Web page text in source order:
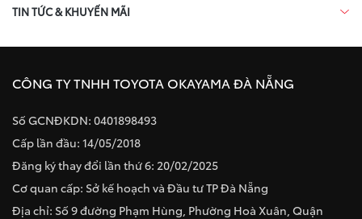
TIN TỨC & KHUYẾN MÃI
CÔNG TY TNHH TOYOTA OKAYAMA ĐÀ NẴNG
Số GCNĐKDN: 0401898493
Cấp lần đầu: 14/05/2018
Đăng ký thay đổi lần thứ 6: 20/02/2025
Cơ quan cấp: Sở kế hoạch và Đầu tư TP Đà Nẵng
Địa chỉ: Số 9 đường Phạm Hùng, Phường Hoà Xuân, Quận